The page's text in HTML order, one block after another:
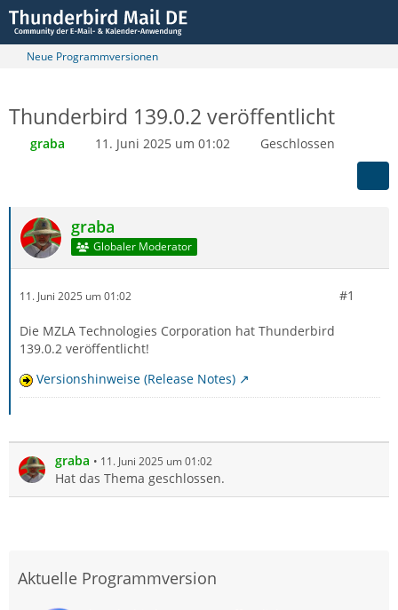
Neue Programmversionen
Thunderbird 139.0.2 veröffentlicht
graba 11. Juni 2025 um 01:02 Geschlossen
graba
Globaler Moderator
11. Juni 2025 um 01:02 #1
Die MZLA Technologies Corporation hat Thunderbird
139.0.2 veröffentlicht!
Versionshinweise (Release Notes)
graba 11. Juni 2025 um 01:02
Hat das Thema geschlossen.
Aktuelle Programmversion